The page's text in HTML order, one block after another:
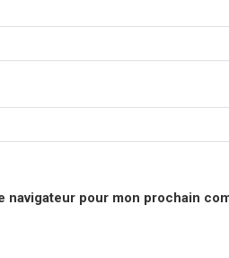
navigateur pour mon prochain